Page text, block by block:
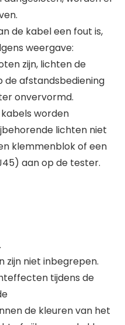
de kabel een fout is,
weergave:
zijn, lichten de
de afstandsbediening
onvervormd.
worden
lichten niet
klemmenblok of een
aan op de tester.
zijn niet inbegrepen.
tijdens de
de kleuren van het